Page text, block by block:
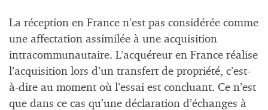
La réception en France n’est pas considérée comme
une affectation assimilée à une acquisition
intracommunautaire. L’acquéreur en France réalise
l’acquisition lors d’un transfert de propriété, c’est-
à-dire au moment où l’essai est concluant. Ce n’est
que dans ce cas qu’une déclaration d’échanges à